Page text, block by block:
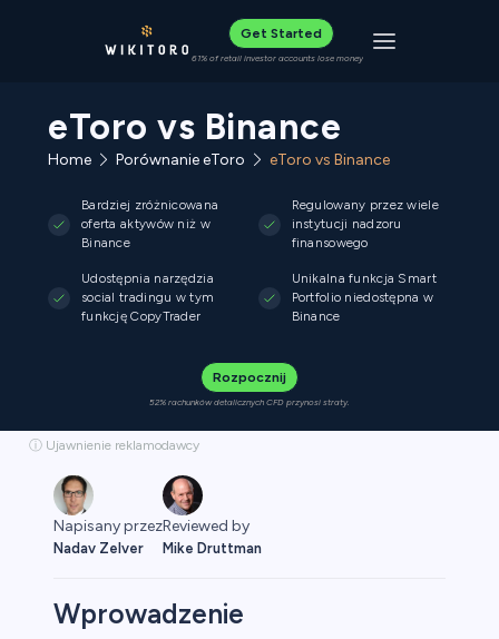
Get Started
61% of retail investor accounts lose money Toggle
eToro vs Binance
Home Porównanie eToro eToro vs Binance
Bardziej zróżnicowana
oferta aktywów niż w
Binance
Regulowany przez wiele
instytucji nadzoru
finansowego
Udostępnia narzędzia
social tradingu w tym
funkcję CopyTrader
Unikalna funkcja Smart
Portfolio niedostępna w
Binance
Rozpocznij
52% rachunków detalicznych CFD przynosi straty.
ⓘ Ujawnienie reklamodawcy
Napisany przez
Nadav Zelver
Reviewed by
Mike Druttman
Wprowadzenie